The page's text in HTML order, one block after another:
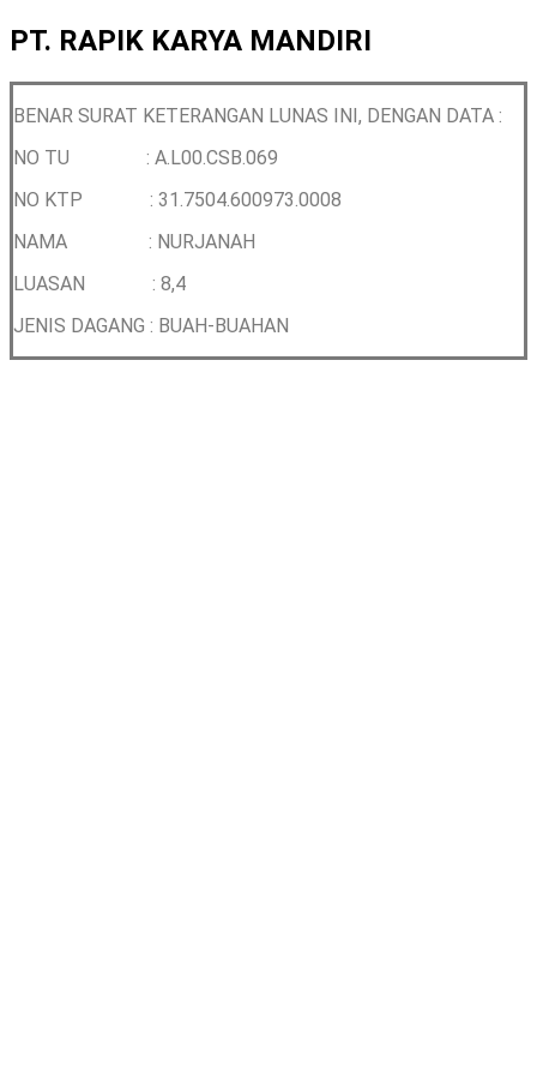
PT. RAPIK KARYA MANDIRI
BENAR SURAT KETERANGAN LUNAS INI, DENGAN DATA :
NO TU : A.L00.CSB.069
NO KTP : 31.7504.600973.0008
NAMA : NURJANAH
LUASAN : 8,4
JENIS DAGANG : BUAH-BUAHAN